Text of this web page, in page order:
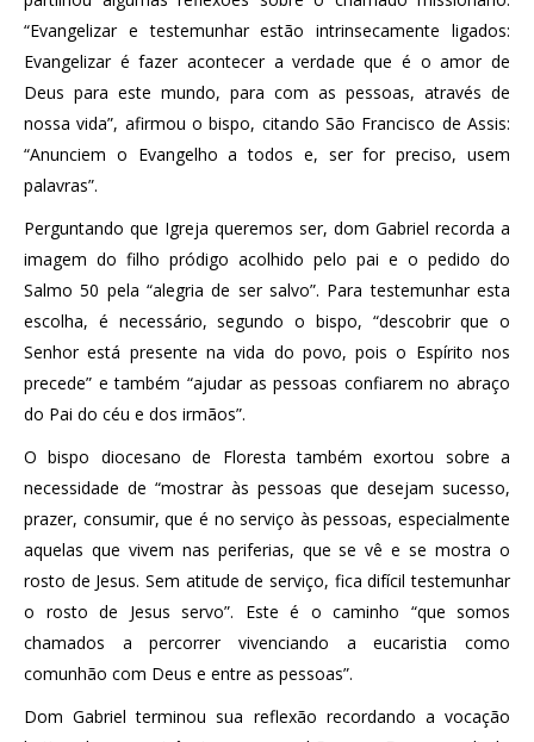
“Evangelizar e testemunhar estão intrinsecamente ligados:
Evangelizar é fazer acontecer a verdade que é o amor de
Deus para este mundo, para com as pessoas, através de
nossa vida”, afirmou o bispo, citando São Francisco de Assis:
“Anunciem o Evangelho a todos e, ser for preciso, usem
palavras”.
Perguntando que Igreja queremos ser, dom Gabriel recorda a
imagem do filho pródigo acolhido pelo pai e o pedido do
Salmo 50 pela “alegria de ser salvo”. Para testemunhar esta
escolha, é necessário, segundo o bispo, “descobrir que o
Senhor está presente na vida do povo, pois o Espírito nos
precede” e também “ajudar as pessoas confiarem no abraço
do Pai do céu e dos irmãos”.
O bispo diocesano de Floresta também exortou sobre a
necessidade de “mostrar às pessoas que desejam sucesso,
prazer, consumir, que é no serviço às pessoas, especialmente
aquelas que vivem nas periferias, que se vê e se mostra o
rosto de Jesus. Sem atitude de serviço, fica difícil testemunhar
o rosto de Jesus servo”. Este é o caminho “que somos
chamados a percorrer vivenciando a eucaristia como
comunhão com Deus e entre as pessoas”.
Dom Gabriel terminou sua reflexão recordando a vocação